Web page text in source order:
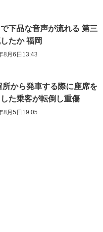
下品な音声が流れる 第三
たか 福岡
8月6日13:43
所から発車する際に座席を
た乗客が転倒し重傷
8月5日19:05